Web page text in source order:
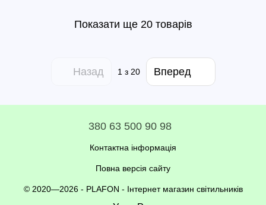
Показати ще 20 товарів
Назад 1з 20 Вперед
380 63 500 90 98
Контактна інформація
Повна версія сайту
© 2020—2026 - PLAFON - Інтернет магазин світильників